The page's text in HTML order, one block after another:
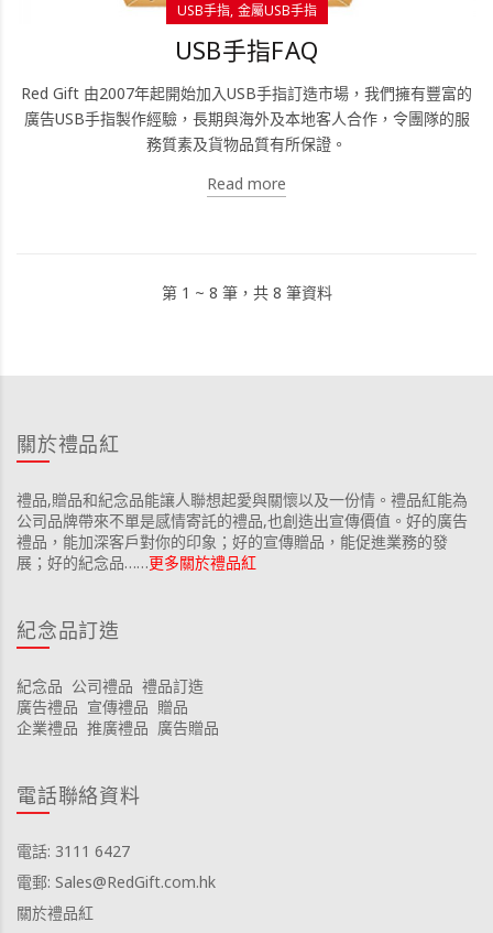
USB手指 金屬USB手指
USB手指FAQ
Red Gift 由2007年起開始加入USB手指訂造市場，我們擁有豐富的
廣告USB手指製作經驗，長期與海外及本地客人合作，令團隊的服
務質素及貨物品質有所保證。
Read more
第 1 ~ 8 筆，共 8 筆資料
關於禮品紅
禮品,贈品和紀念品能讓人聯想起愛與關懷以及一份情。禮品紅能為
公司品牌帶來不單是感情寄託的禮品,也創造出宣傳價值。好的廣告
禮品，能加深客戶對你的印象；好的宣傳贈品，能促進業務的發
展；好的紀念品……更多關於禮品紅
紀念品訂造
紀念品 公司禮品 禮品訂造
廣告禮品 宣傳禮品 贈品
企業禮品 推廣禮品 廣告贈品
電話聯絡資料
電話: 3111 6427
電郵: Sales@RedGift.com.hk
關於禮品紅